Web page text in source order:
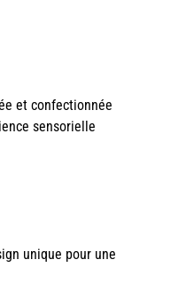
et confectionnée
sensorielle
unique pour une